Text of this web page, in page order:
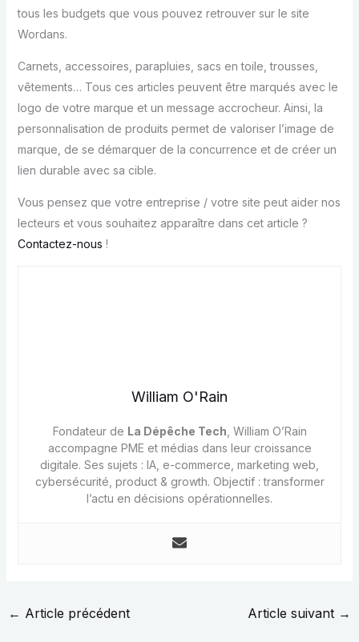
tous les budgets que vous pouvez retrouver sur le site
Wordans.
Carnets, accessoires, parapluies, sacs en toile, trousses,
vêtements… Tous ces articles peuvent être marqués avec le
logo de votre marque et un message accrocheur. Ainsi, la
personnalisation de produits permet de valoriser l’image de
marque, de se démarquer de la concurrence et de créer un
lien durable avec sa cible.
Vous pensez que votre entreprise / votre site peut aider nos
lecteurs et vous souhaitez apparaître dans cet article ?
Contactez-nous !
William O'Rain
Fondateur de La Dépêche Tech , William O’Rain
accompagne PME et médias dans leur croissance
digitale. Ses sujets : IA, e-commerce, marketing web,
cybersécurité, product & growth. Objectif : transformer
l’actu en décisions opérationnelles.
← Article précédent Article suivant →